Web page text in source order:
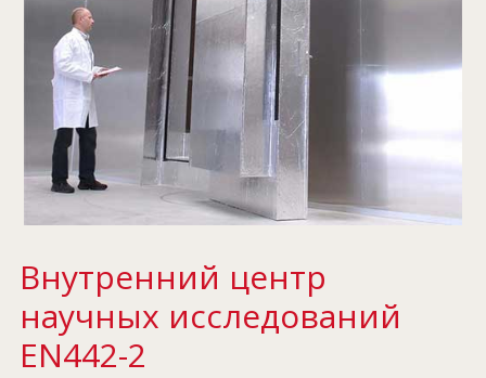
Внутренний центр
научных исследований
EN442-2